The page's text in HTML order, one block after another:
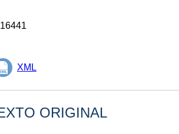
XML
ORIGINAL